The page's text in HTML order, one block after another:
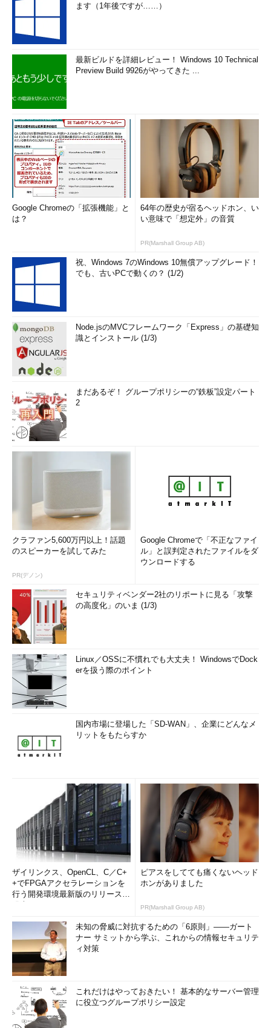
ます（1年後ですが……）
最新ビルドを詳細レビュー！ Windows 10 Technical
Preview Build 9926がやってきた ...
Google Chromeの「拡張機能」と
は？
64年の歴史が宿るヘッドホン、い
い意味で「想定外」の音質
PR(Marshall Group AB)
祝、Windows 7のWindows 10無償アップグレード！
でも、古いPCで動くの？ (1/2)
Node.jsのMVCフレームワーク「Express」の基礎知
識とインストール (1/3)
まだあるぞ！ グループポリシーの“鉄板”設定パート
2
クラファン5,600万円以上！話題
のスピーカーを試してみた
PR(デノン)
Google Chromeで「不正なファイ
ル」と誤判定されたファイルをダ
ウンロードする
セキュリティベンダー2社のリポートに見る「攻撃
の高度化」のいま (1/3)
Linux／OSSに不慣れでも大丈夫！ WindowsでDock
erを扱う際のポイント
国内市場に登場した「SD-WAN」、企業にどんなメ
リットをもたらすか
ザイリンクス、OpenCL、C／C+
+でFPGAアクセラレーションを
行う開発環境最新版のリリースを
ピアスをしてても痛くないヘッド
ホンがありました
PR(Marshall Group AB)
未知の脅威に対抗するための「6原則」――ガート
ナー サミットから学ぶ、これからの情報セキュリテ
ィ対策
これだけはやっておきたい！ 基本的なサーバー管理
に役立つグループポリシー設定